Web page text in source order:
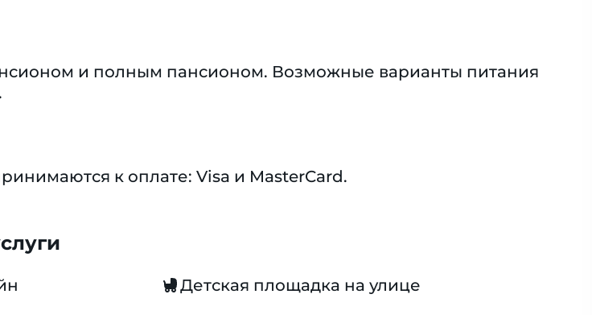
и полным пансионом. Возможные варианты питания
к оплате: Visa и MasterCard.
Детская площадка на улице